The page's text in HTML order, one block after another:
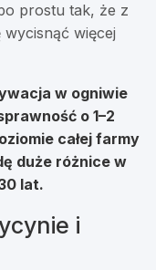
prostu tak, że z
więcej
w ogniwie
o 1–2
całej farmy
duże różnice w
lat.
i